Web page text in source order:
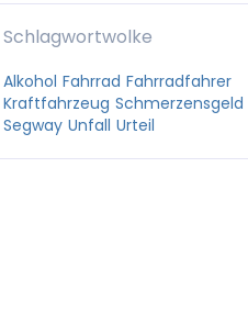
Schlagwortwolke
Alkohol Fahrrad Fahrradfahrer
Kraftfahrzeug Schmerzensgeld
Segway Unfall Urteil